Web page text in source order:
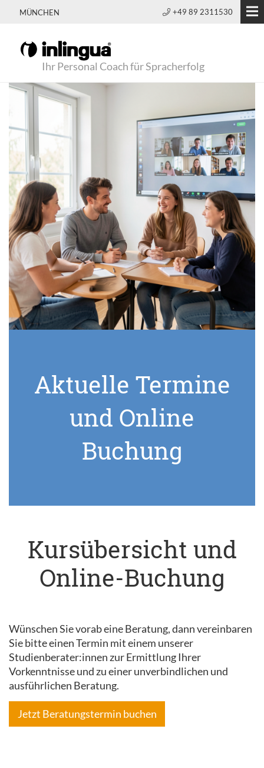
MÜNCHEN +49 89 2311530
Ihr Personal Coach für Spracherfolg
Aktuelle Termine
und Online
Buchung
Kursübersicht und
Online-Buchung
Wünschen Sie vorab eine Beratung, dann vereinbaren
Sie bitte einen Termin mit einem unserer
Studienberater:innen zur Ermittlung Ihrer
Vorkenntnisse und zu einer unverbindlichen und
ausführlichen Beratung.
Jetzt Beratungstermin buchen